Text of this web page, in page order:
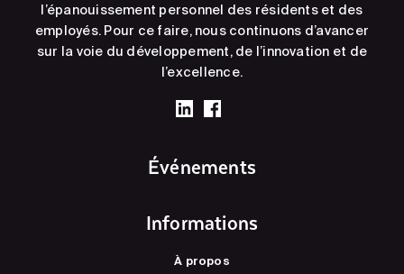
l’épanouissement personnel des résidents et des
employés. Pour ce faire, nous continuons d’avancer
sur la voie du développement, de l’innovation et de
l’excellence.
Événements
Informations
À propos